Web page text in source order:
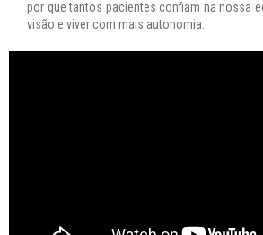
por que tantos pacientes confiam na nossa
visão e viver com mais autonomia.